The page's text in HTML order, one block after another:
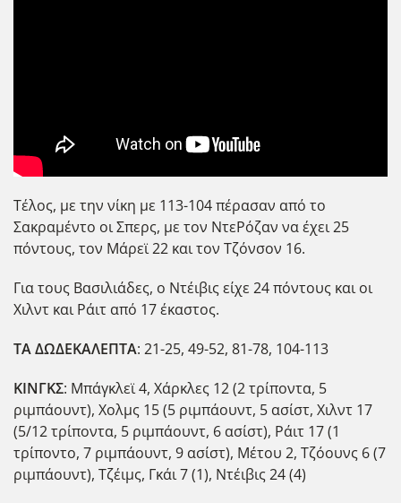
Τέλος, με την νίκη με 113-104 πέρασαν από το
Σακραμέντο οι Σπερς, με τον ΝτεΡόζαν να έχει 25
πόντους, τον Μάρεϊ 22 και τον Τζόνσον 16.
Για τους Βασιλιάδες, ο Ντέιβις είχε 24 πόντους και οι
Χιλντ και Ράιτ από 17 έκαστος.
ΤΑ ΔΩΔΕΚΑΛΕΠΤΑ: 21-25, 49-52, 81-78, 104-113
ΚΙΝΓΚΣ: Μπάγκλεϊ 4, Χάρκλες 12 (2 τρίποντα, 5
ριμπάουντ), Χολμς 15 (5 ριμπάουντ, 5 ασίστ, Χιλντ 17
(5/12 τρίποντα, 5 ριμπάουντ, 6 ασίστ), Ράιτ 17 (1
τρίποντο, 7 ριμπάουντ, 9 ασίστ), Μέτου 2, Τζόουνς 6 (7
ριμπάουντ), Τζέιμς, Γκάι 7 (1), Ντέιβις 24 (4)